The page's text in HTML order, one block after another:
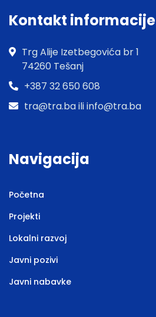
Kontakt informacije
Trg Alije Izetbegovića br 1
74260 Tešanj
+387 32 650 608
tra@tra.ba ili info@tra.ba
Navigacija
Početna
Projekti
Lokalni razvoj
Javni pozivi
Javni nabavke